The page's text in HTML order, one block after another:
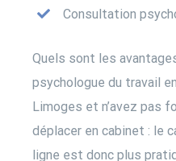
Consultation
Quels sont les
psychologue du travail
Limoges et n’avez pas
déplacer en cabinet : le
ligne est donc plus